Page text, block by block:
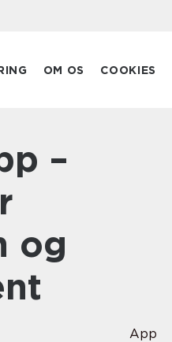
OM OS COOKIES
og
App